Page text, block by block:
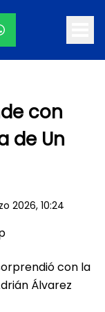
con
de Un
2026, 10:24
con la
Álvarez